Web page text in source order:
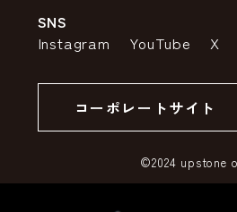
特定商取引法の表示
SSLサーバー証明書とは
SNS
Instagram YouTube X
コーポレートサイト
©2024 upstone